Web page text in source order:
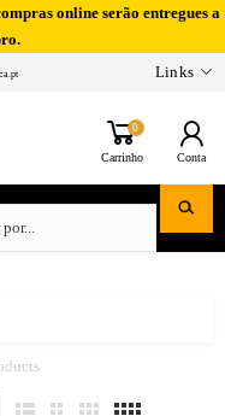
online serão entregues a
Links
0
Carrinho Conta